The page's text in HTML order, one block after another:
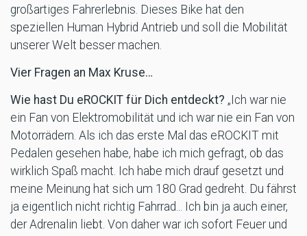
großartiges Fahrerlebnis. Dieses Bike hat den
speziellen Human Hybrid Antrieb und soll die Mobilität
unserer Welt besser machen.
Vier Fragen an Max Kruse…
Wie hast Du eROCKIT für Dich entdeckt? „Ich war nie
ein Fan von Elektromobilität und ich war nie ein Fan von
Motorrädern. Als ich das erste Mal das eROCKIT mit
Pedalen gesehen habe, habe ich mich gefragt, ob das
wirklich Spaß macht. Ich habe mich drauf gesetzt und
meine Meinung hat sich um 180 Grad gedreht. Du fährst
ja eigentlich nicht richtig Fahrrad... Ich bin ja auch einer,
der Adrenalin liebt. Von daher war ich sofort Feuer und